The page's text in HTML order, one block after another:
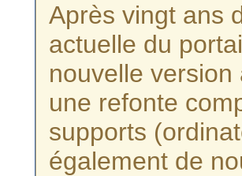
Après vingt ans
actuelle du
nouvelle version
une refonte
supports
également de